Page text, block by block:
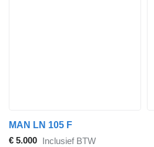
MAN LN 105 F
€ 5.000 Inclusief BTW